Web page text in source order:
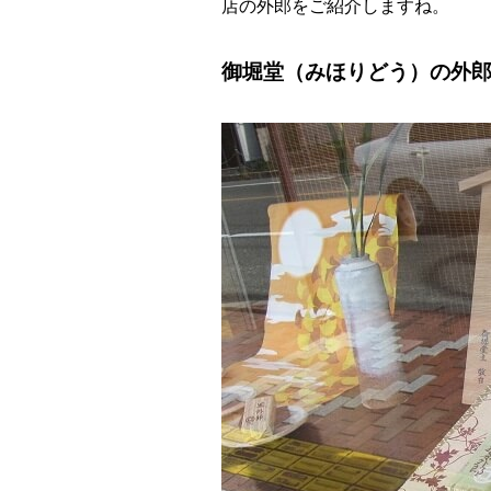
店の外郎をご紹介しますね。
御堀堂（みほりどう）の外郎